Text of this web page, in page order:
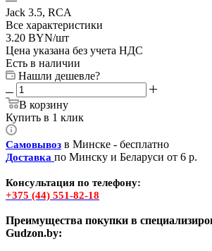
Jack 3.5, RCA
Все характеристики
3.20 BYN/шт
Цена указана без учета НДС
Есть в наличии
Нашли дешевле?
В корзину
Купить в 1 клик
Самовывоз в Минске - бесплатно
Доставка по Минску и Беларуси от 6 р.
Консультация по телефону:
+375 (44) 551-82-18
Преимущества покупки в
Gudzon.by: